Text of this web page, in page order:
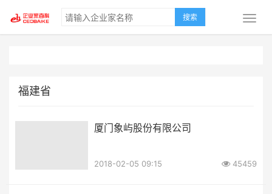
搜索
福建省
厦门象屿股份有限公司
2018-02-05 09:15 45459